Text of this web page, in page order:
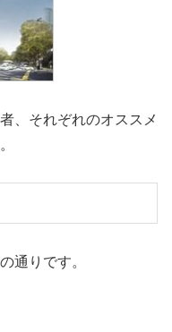
、それぞれのオススメ
通りです。